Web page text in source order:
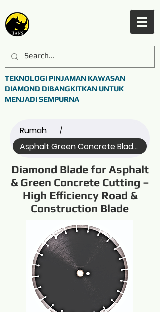
TEKNOLOGI PINJAMAN KAWASAN
DIAMOND DIBANGKITKAN UNTUK
MENJADI SEMPURNA
Rumah /
Asphalt Green Concrete Blade (Name)
Diamond Blade for Asphalt
& Green Concrete Cutting –
High Efficiency Road &
Construction Blade